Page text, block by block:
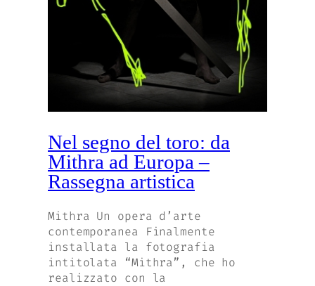
Nel segno del toro: da
Mithra ad Europa –
Rassegna artistica
Mithra Un opera d’arte
contemporanea Finalmente
installata la fotografia
intitolata “Mithra”, che ho
realizzato con la